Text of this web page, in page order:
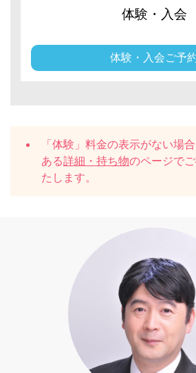
体験・入会
体験・入会ご予
「体験」料金の表示がない場
ある詳細・持ち物のページで
たします。